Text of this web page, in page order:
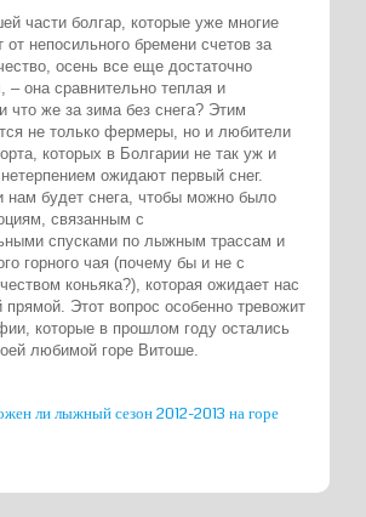
части болгар, которые уже многие
от непосильного бремени счетов за
осень все еще достаточно
‒ она сравнительно теплая и
что же за зима без снега? Этим
не только фермеры, но и любители
которых в Болгарии не так уж и
ожидают первый снег.
нам будет снега, чтобы можно было
связанным с
спусками по лыжным трассам и
горного чая (почему бы и не с
коньяка?), которая ожидает нас
Этот вопрос особенно тревожит
которые в прошлом году остались
любимой горе Витоше.
ли лыжный сезон 2012-2013 на горе